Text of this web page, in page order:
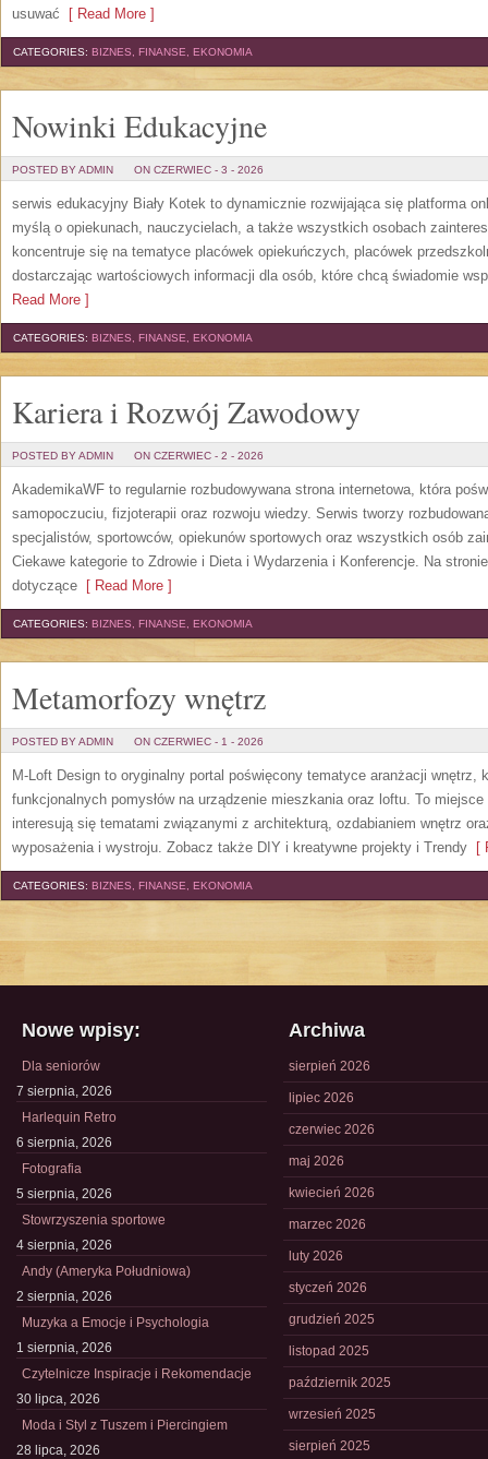
usuwać [ Read More ]
CATEGORIES: BIZNES, FINANSE, EKONOMIA
Nowinki Edukacyjne
POSTED BY ADMIN ON CZERWIEC - 3 - 2026
serwis edukacyjny Biały Kotek to dynamicznie rozwijająca się platforma
myślą o opiekunach, nauczycielach, a także wszystkich osobach
koncentruje się na tematyce placówek opiekuńczych, placówek
dostarczając wartościowych informacji dla osób, które chcą świadomie
Read More ]
CATEGORIES: BIZNES, FINANSE, EKONOMIA
Kariera i Rozwój Zawodowy
POSTED BY ADMIN ON CZERWIEC - 2 - 2026
AkademikaWF to regularnie rozbudowywana strona internetowa, która
samopoczuciu, fizjoterapii oraz rozwoju wiedzy. Serwis tworzy
specjalistów, sportowców, opiekunów sportowych oraz wszystkich osób
Ciekawe kategorie to Zdrowie i Dieta i Wydarzenia i Konferencje. Na
dotyczące [ Read More ]
CATEGORIES: BIZNES, FINANSE, EKONOMIA
Metamorfozy wnętrz
POSTED BY ADMIN ON CZERWIEC - 1 - 2026
M-Loft Design to oryginalny portal poświęcony tematyce aranżacji wnętrz,
funkcjonalnych pomysłów na urządzenie mieszkania oraz loftu. To
interesują się tematami związanymi z architekturą, ozdabianiem wnętrz
wyposażenia i wystroju. Zobacz także DIY i kreatywne projekty i Trendy [
CATEGORIES: BIZNES, FINANSE, EKONOMIA
Nowe wpisy:
Dla seniorów
7 sierpnia, 2026
Harlequin Retro
6 sierpnia, 2026
Fotografia
5 sierpnia, 2026
Stowrzyszenia sportowe
4 sierpnia, 2026
Andy (Ameryka Południowa)
2 sierpnia, 2026
Muzyka a Emocje i Psychologia
1 sierpnia, 2026
Czytelnicze Inspiracje i Rekomendacje
30 lipca, 2026
Moda i Styl z Tuszem i Piercingiem
28 lipca, 2026
Archiwa
sierpień 2026
lipiec 2026
czerwiec 2026
maj 2026
kwiecień 2026
marzec 2026
luty 2026
styczeń 2026
grudzień 2025
listopad 2025
październik 2025
wrzesień 2025
sierpień 2025